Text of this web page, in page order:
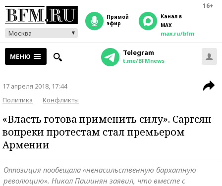
16+
Москва
прямой
эфир
Канал в
MAX
max.ru/bfm
МЕНЮ Telegram
t.me/BFMnews
17 апреля 2018, 17:44
Политика
Конфликты
«Власть готова применить силу». Саргсян
вопреки протестам стал премьером
Армении
Оппозиция пообещала «ненасильственную бархатную
революцию». Никол Пашинян заявил, что вместе с